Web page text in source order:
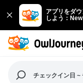
アプリをダ
しよう：
チェックイン日 ~